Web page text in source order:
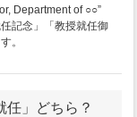
Department of ○○”
記念」「教授就任御
。
任」どちら？